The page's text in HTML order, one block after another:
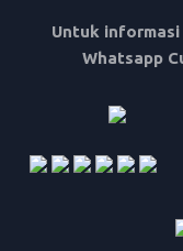
Untuk informasi
Whatsapp